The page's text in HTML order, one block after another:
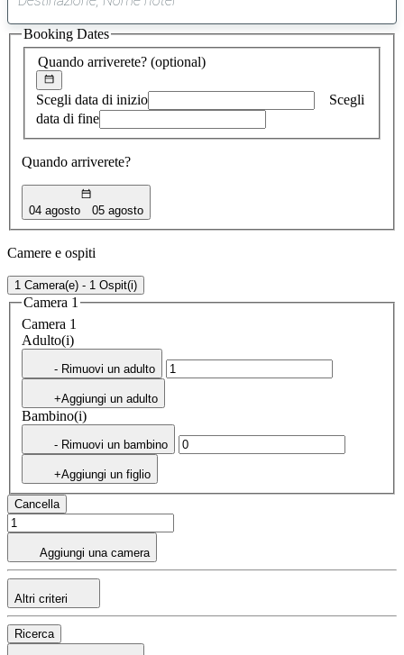
suggerimento
trovato
Quando arriverete? (optional)
Scegli data di inizio
Scegli
data di fine
Quando arriverete?
04 agosto 05 agosto
Booking Dates
Camere e ospiti
1 Camera(e) - 1 Ospit(i)
Camera 1
Camera 1
Adulto(i)
- Rimuovi un adulto
+Aggiungi un adulto
Bambino(i)
- Rimuovi un bambino
+Aggiungi un figlio
Cancella
Aggiungi una camera
Altri criteri
Ricerca